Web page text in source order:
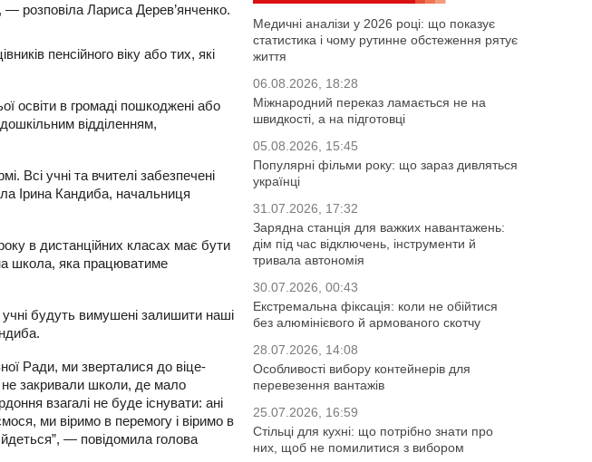
— розповіла Лариса Дерев’янченко.
пенсійного віку або тих, які
освіти в громаді пошкоджені або
відділенням,
Всі учні та вчителі забезпечені
Ірина Кандиба, начальниця
в дистанційних класах має бути
школа, яка працюватиме
будуть вимушені залишити наші
Ради, ми зверталися до віце-
не закривали школи, де мало
взагалі не буде існувати: ані
ми віримо в перемогу і віримо в
— повідомила голова
Медичні аналізи у 2026 році: що показує
статистика і чому рутинне обстеження рятує
життя
06.08.2026, 18:28
Міжнародний переказ ламається не на
швидкості, а на підготовці
05.08.2026, 15:45
Популярні фільми року: що зараз дивляться
українці
31.07.2026, 17:32
Зарядна станція для важких навантажень:
дім під час відключень, інструменти й
тривала автономія
30.07.2026, 00:43
Екстремальна фіксація: коли не обійтися
без алюмінієвого й армованого скотчу
28.07.2026, 14:08
Особливості вибору контейнерів для
перевезення вантажів
25.07.2026, 16:59
Стільці для кухні: що потрібно знати про
них, щоб не помилитися з вибором